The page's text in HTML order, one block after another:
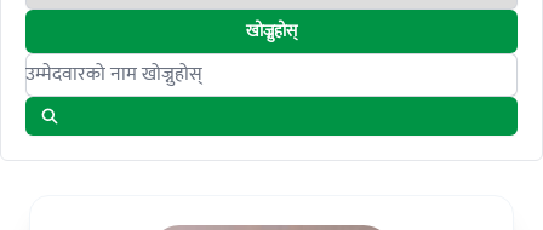
खोज्नुहोस्
Search candidates